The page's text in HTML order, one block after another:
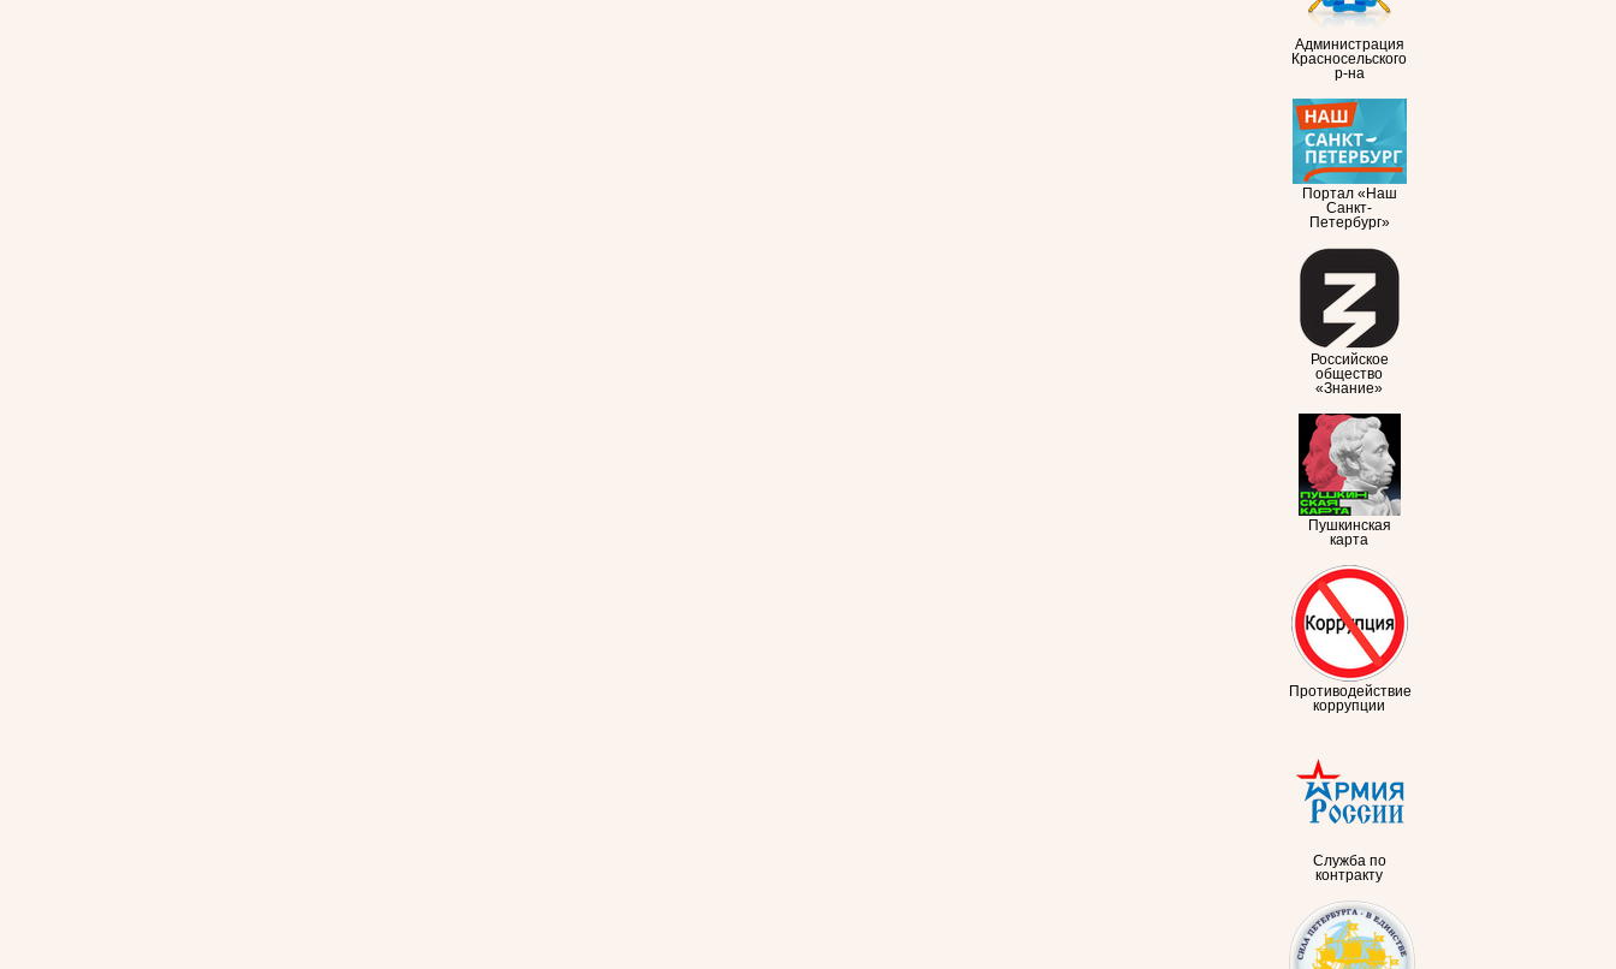
Администрация
Красносельского
р-на
Портал «Наш
Санкт-
Петербург»
Российское
общество
«Знание»
Пушкинская
карта
Противодействие
коррупции
Служба по
контракту